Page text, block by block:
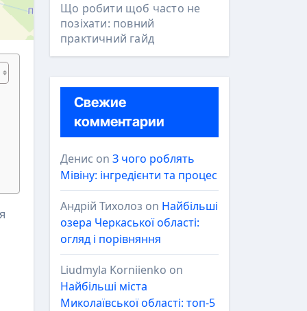
Що робити щоб часто не
позіхати: повний
практичний гайд
Свежие
комментарии
Денис on З чого роблять
Мівіну: інгредієнти та процес
Андрій Тихолоз on Найбільші
озера Черкаської області:
огляд і порівняння
Liudmyla Korniienko on
Найбільші міста
Миколаївської області: топ-5